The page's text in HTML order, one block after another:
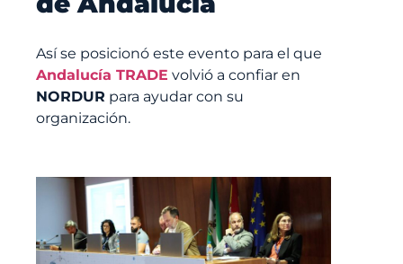
Así se posicionó este evento para el que
Andalucía TRADE volvió a confiar en
NORDUR para ayudar con su
organización.